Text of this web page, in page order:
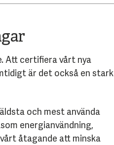
Att certifiera vårt nya
är det också en stark
och mest använda
energianvändning,
åtagande att minska